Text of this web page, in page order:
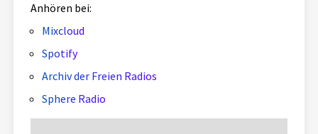
Anhören bei:
Mixcloud
Spotify
Archiv der Freien Radios
Sphere Radio